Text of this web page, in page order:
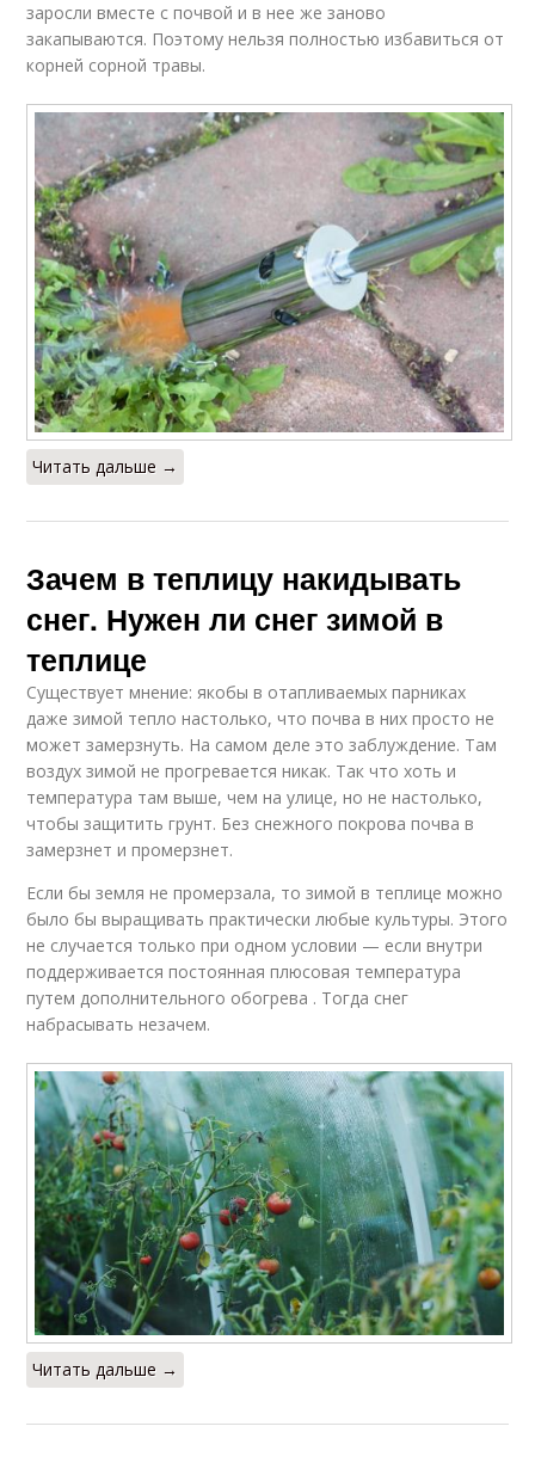
заросли вместе с почвой и в нее же заново
закапываются. Поэтому нельзя полностью избавиться от
корней сорной травы.
Читать дальше →
Зачем в теплицу накидывать
снег. Нужен ли снег зимой в
теплице
Существует мнение: якобы в отапливаемых парниках
даже зимой тепло настолько, что почва в них просто не
может замерзнуть. На самом деле это заблуждение. Там
воздух зимой не прогревается никак. Так что хоть и
температура там выше, чем на улице, но не настолько,
чтобы защитить грунт. Без снежного покрова почва в
замерзнет и промерзнет.
Если бы земля не промерзала, то зимой в теплице можно
было бы выращивать практически любые культуры. Этого
не случается только при одном условии — если внутри
поддерживается постоянная плюсовая температура
путем дополнительного обогрева . Тогда снег
набрасывать незачем.
Читать дальше →